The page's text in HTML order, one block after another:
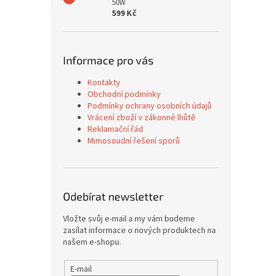
50W
599 Kč
Informace pro vás
Kontakty
Obchodní podmínky
Podmínky ochrany osobních údajů
Vrácení zboží v zákonné lhůtě
Reklamační řád
Mimosoudní řešení sporů
Odebírat newsletter
Vložte svůj e-mail a my vám budeme
zasílat informace o nových produktech na
našem e-shopu.
E-mail